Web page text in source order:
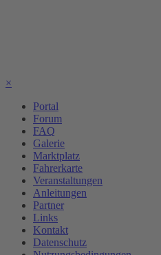
×
Portal
Forum
FAQ
Galerie
Marktplatz
Fahrerkarte
Veranstaltungen
Anleitungen
Partner
Links
Kontakt
Datenschutz